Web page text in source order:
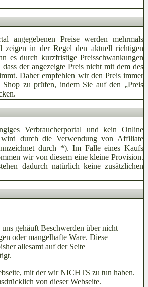
angegebenen Preise werden mehrmals
zeigen in der Regel den aktuell richtigen
es durch kurzfristige Preisschwankungen
der angezeigte Preis nicht mit dem des
Daher empfehlen wir den Preis immer
zu prüfen, indem Sie auf den „Preis
Verbraucherportal und kein Online
durch die Verwendung von Affiliate
durch *). Im Falle eines Kaufs
wir von diesem eine kleine Provision.
dadurch natürlich keine zusätzlichen
gehäuft Beschwerden über nicht
oder mangelhafte Ware. Diese
allesamt auf der Seite
mit der wir NICHTS zu tun haben.
von dieser Webseite.